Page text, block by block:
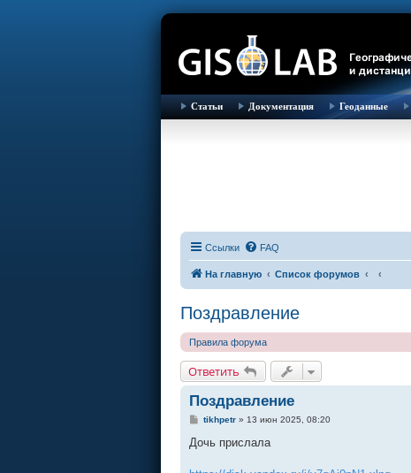
Статьи Документация Геоданные
Ссылки FAQ
На главную Список форумов
Поздравление
Правила форума
Ответить
Поздравление
С
о
tikhpetr» 13 июн 2025, 08:20
Дочь прислала